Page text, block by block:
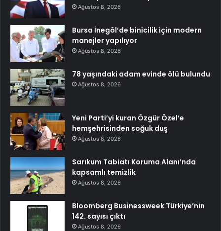
Ağustos 8, 2026
Bursa İnegöl’de binicilik için modern
manejler yapılıyor
Ağustos 8, 2026
78 yaşındaki adam evinde ölü bulundu
Ağustos 8, 2026
Yeni Parti’yi kuran Özgür Özel’e
hemşehrisinden soğuk duş
Ağustos 8, 2026
Sarıkum Tabiatı Koruma Alanı’nda
kapsamlı temizlik
Ağustos 8, 2026
Bloomberg Businessweek Türkiye’nin
142. sayısı çıktı
Ağustos 8, 2026